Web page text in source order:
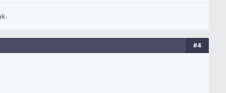
#4